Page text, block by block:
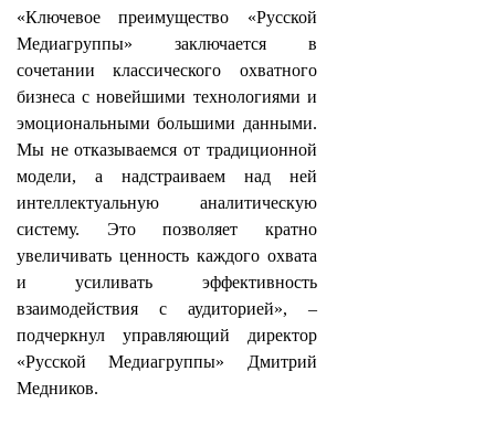
«Ключевое преимущество «Русской
Медиагруппы» заключается в
сочетании классического охватного
бизнеса с новейшими технологиями и
эмоциональными большими данными.
Мы не отказываемся от традиционной
модели, а надстраиваем над ней
интеллектуальную аналитическую
систему. Это позволяет кратно
увеличивать ценность каждого охвата
и усиливать эффективность
взаимодействия с аудиторией», –
подчеркнул управляющий директор
«Русской Медиагруппы» Дмитрий
Медников.